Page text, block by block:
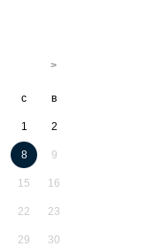
с в
1 2
8 9
15 16
22 23
29 30